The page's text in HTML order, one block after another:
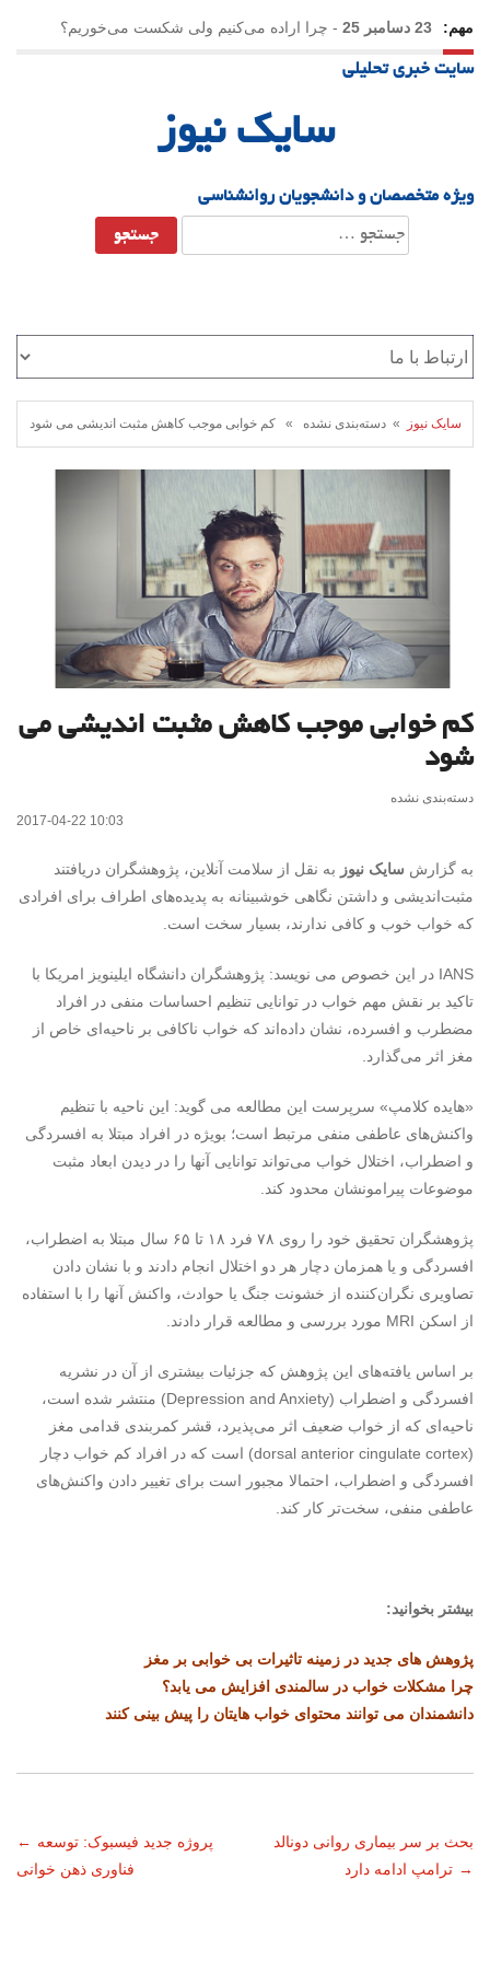
مهم: 23 دسامبر 25 - چرا اراده می‌کنیم ولی شکست می‌خوریم؟
21 دسامبر 25
سایت خبری تحلیلی
سایک نیوز
ویژه متخصصان و دانشجویان روانشناسی
جستجو
برای:
سایک نیوز » دسته‌بندی نشده » کم خوابی موجب کاهش مثبت اندیشی می شود
کم خوابی موجب کاهش مثبت اندیشی می
شود
دسته‌بندی نشده
2017-04-22 10:03
به گزارش سایک نیوز به نقل از سلامت آنلاین، پژوهشگران دریافتند
مثبت‌اندیشی و داشتن نگاهی خوشبینانه به پدیده‌های اطراف برای افرادی
که خواب خوب و کافی ندارند، بسیار سخت است.
IANS در این خصوص می نویسد: پژوهشگران دانشگاه ایلینویز امریکا با
تاکید بر نقش مهم خواب در توانایی تنظیم احساسات منفی در افراد
مضطرب و افسرده، نشان داده‌اند که خواب ناکافی بر ناحیه‌ای خاص از
مغز اثر می‌گذارد.
«هایده کلامپ» سرپرست این مطالعه می گوید: این ناحیه با تنظیم
واکنش‌های عاطفی منفی مرتبط است؛ بویژه در افراد مبتلا به افسردگی
و اضطراب، اختلال خواب می‌تواند توانایی آنها را در دیدن ابعاد مثبت
موضوعات پیرامونشان محدود کند.
پژوهشگران تحقیق خود را روی ۷۸ فرد ۱۸ تا ۶۵ سال مبتلا به اضطراب،
افسردگی و یا همزمان دچار هر دو اختلال انجام دادند و با نشان دادن
تصاویری نگران‌کننده از خشونت جنگ یا حوادث، واکنش آنها را با استفاده
از اسکن MRI مورد بررسی و مطالعه قرار دادند.
بر اساس یافته‌های این پژوهش که جزئیات بیشتری از آن در نشریه
افسردگی و اضطراب (Depression and Anxiety) منتشر شده است،
ناحیه‌ای که از خواب ضعیف اثر می‌پذیرد، قشر کمربندی قدامی مغز
(dorsal anterior cingulate cortex) است که در افراد کم خواب دچار
افسردگی و اضطراب، احتمالا مجبور است برای تغییر دادن واکنش‌های
عاطفی منفی، سخت‌تر کار کند.
بیشتر بخوانید:
پژوهش های جدید در زمینه تاثیرات بی خوابی بر مغز
چرا مشکلات خواب در سالمندی افزایش می یابد؟
دانشمندان می توانند محتوای خواب هایتان را پیش بینی کنند
ناوبری
نوشته
← پروژه جدید فیسبوک: توسعه
فناوری ذهن خوانی
بحث بر سر بیماری روانی دونالد
ترامپ ادامه دارد →